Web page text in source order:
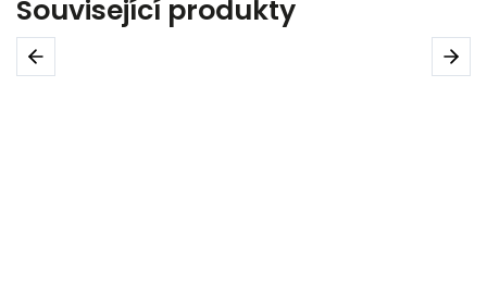
Související produkty
Previous Next